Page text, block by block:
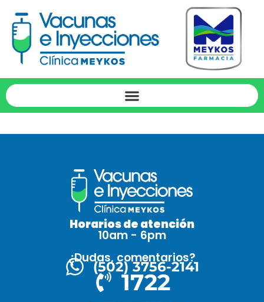
Meykos PRADERA Z10
Horarios de atención
10am - 6pm
¿Dudas, comentarios?
(502) 3756-2141
1722